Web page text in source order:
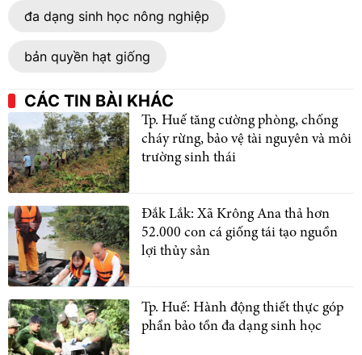
đa dạng sinh học nông nghiệp
bản quyền hạt giống
CÁC TIN BÀI KHÁC
Tp. Huế tăng cường phòng, chống
cháy rừng, bảo vệ tài nguyên và môi
trường sinh thái
Đắk Lắk: Xã Krông Ana thả hơn
52.000 con cá giống tái tạo nguồn
lợi thủy sản
Tp. Huế: Hành động thiết thực góp
phần bảo tồn đa dạng sinh học